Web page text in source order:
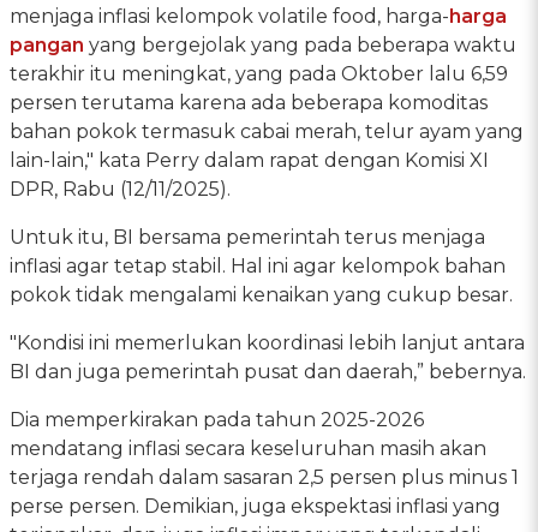
menjaga inflasi kelompok volatile food, harga-harga
pangan yang bergejolak yang pada beberapa waktu
terakhir itu meningkat, yang pada Oktober lalu 6,59
persen terutama karena ada beberapa komoditas
bahan pokok termasuk cabai merah, telur ayam yang
lain-lain," kata Perry dalam rapat dengan Komisi XI
DPR, Rabu (12/11/2025).
Untuk itu, BI bersama pemerintah terus menjaga
inflasi agar tetap stabil. Hal ini agar kelompok bahan
pokok tidak mengalami kenaikan yang cukup besar.
"Kondisi ini memerlukan koordinasi lebih lanjut antara
BI dan juga pemerintah pusat dan daerah,” bebernya.
Dia memperkirakan pada tahun 2025-2026
mendatang inflasi secara keseluruhan masih akan
terjaga rendah dalam sasaran 2,5 persen plus minus 1
perse persen. Demikian, juga ekspektasi inflasi yang